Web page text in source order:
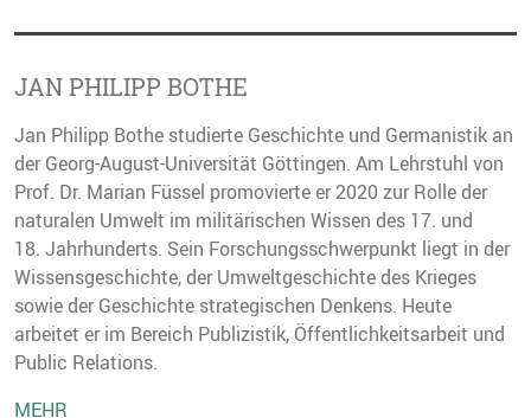
JAN PHILIPP BOTHE
Jan Philipp Bothe studierte Geschichte und Germanistik an
der Georg-August-Universität Göttingen. Am Lehrstuhl von
Prof. Dr. Marian ­Füssel promovierte er 2020 zur Rolle der
naturalen Umwelt im militärischen ­Wissen des 17. und
18. Jahrhunderts. Sein Forschungsschwerpunkt liegt in der
Wissensgeschichte, der Umweltgeschichte des Krieges
sowie der Geschichte strategischen Denkens. Heute
arbeitet er im Bereich Publizistik, Öffentlichkeitsarbeit und
Public Relations.
MEHR